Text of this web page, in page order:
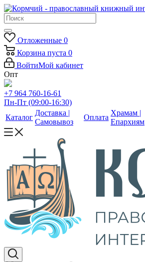
Отложенные 0
Корзина пуста 0
ВойтиМой кабинет
Опт
+7 964 760-16-61
Пн-Пт (09:00-16:30)
Каталог
Доставка |
Самовывоз
Оплата
Храмам |
Епархиям